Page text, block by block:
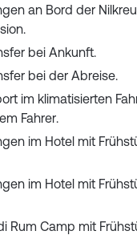
an Bord der
bei Ankunft.
bei der Abreise.
im klimatisierten
Fahrer.
im Hotel mit
im Hotel mit
Rum Camp mit